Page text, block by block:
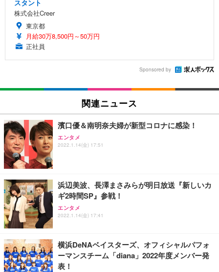
スタント
株式会社Creer
東京都
月給30万8,500円～50万円
正社員
Sponsored by
関連ニュース
濱口優＆南明奈夫婦が新型コロナに感染！
エンタメ
2022.1.14(金) 17:51
浜辺美波、長澤まさみらが明日放送『新しいカ
ギ2時間SP』参戦！
エンタメ
2022.1.14(金) 17:41
横浜DeNAベイスターズ、オフィシャルパフォ
ーマンスチーム「diana」2022年度メンバー発
表！